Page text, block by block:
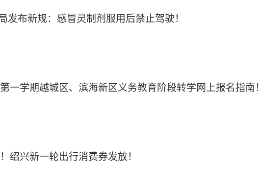
发布新规：感冒灵制剂服用后禁止驾驶！
一学期越城区、滨海新区义务教育阶段转学网上报名指南！
绍兴新一轮出行消费券发放！